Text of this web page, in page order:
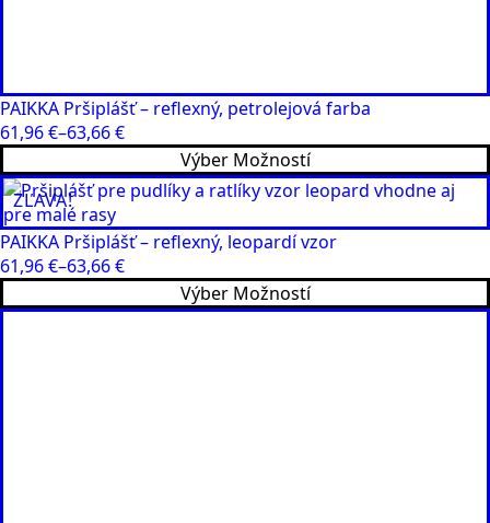
PAIKKA Pršiplášť – reflexný, petrolejová farba
61,96€–63,66€
Price
range:
61,96 €
through
63,66 €
Výber Možností
Tento
produkt
má
viacero
variantov.
Možnosti
si
ZĽAVA!
PAIKKA Pršiplášť – reflexný, leopardí vzor
61,96€–63,66€
Price
range:
Výber Možností
Tento
produkt